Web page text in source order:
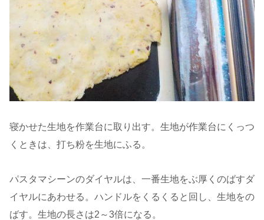
寝かせた生地を作業台に取り出す。生地が作業台にくっつ
くときは、打ち粉を生地にふる。
パスタマシーンのダイヤルは、一番生地をぶ厚くのばすダ
イヤルにあわせる。ハンドルをくるくると回し、生地をの
ばす。生地の長さは2～3倍になる。